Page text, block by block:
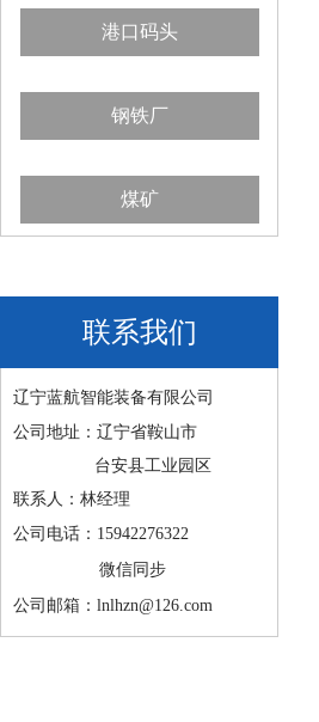
港口码头
钢铁厂
煤矿
联系我们
辽宁蓝航智能装备有限公司
公司地址：辽宁省鞍山市
台安县工业园区
联系人：林经理
公司电话：15942276322
微信同步
公司邮箱：lnlhzn@126.com